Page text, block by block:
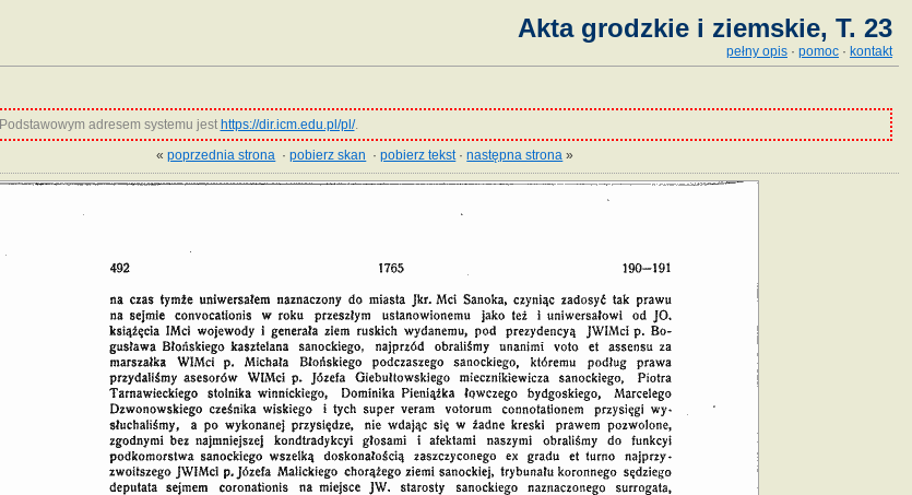
Akta grodzkie i ziemskie, T. 23
pełny opis · pomoc · kontakt
Podstawowym adresem systemu jest https://dir.icm.edu.pl/pl/.
«poprzednia strona ·pobierz skan ·pobierz tekst·następna strona »